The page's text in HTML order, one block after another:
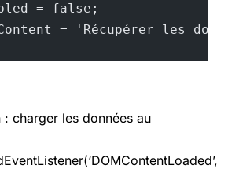
= false;
= 'Récupérer les
charger les données au